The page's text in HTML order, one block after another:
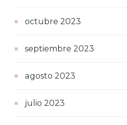
octubre 2023
septiembre 2023
agosto 2023
julio 2023